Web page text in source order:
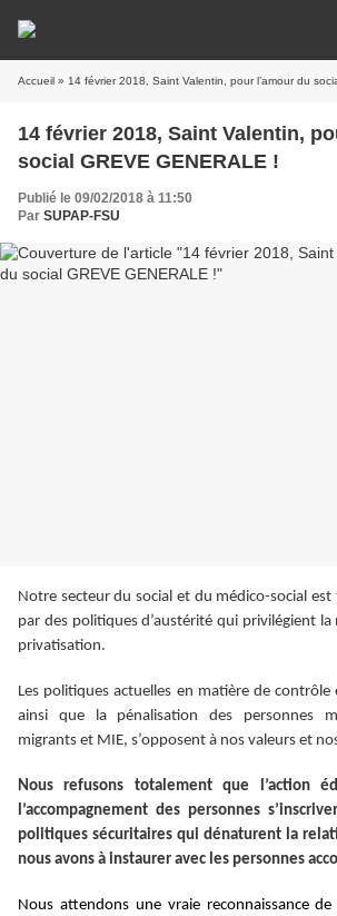
Accueil » 14 février 2018, Saint Valentin, pour l’amour du
14 février 2018, Saint Valentin,
social GREVE GENERALE !
Publié le 09/02/2018 à 11:50
Par SUPAP-FSU
Notre secteur du social et du médico-social
par des politiques d’austérité qui privilégient
privatisation.
Les politiques actuelles en matière de
ainsi que la pénalisation des personnes
migrants et MIE, s’opposent à nos valeurs et
Nous refusons totalement que l’action
l’accompagnement des personnes
politiques sécuritaires qui dénaturent la
nous avons à instaurer avec les personnes
Nous attendons une vraie reconnaissance